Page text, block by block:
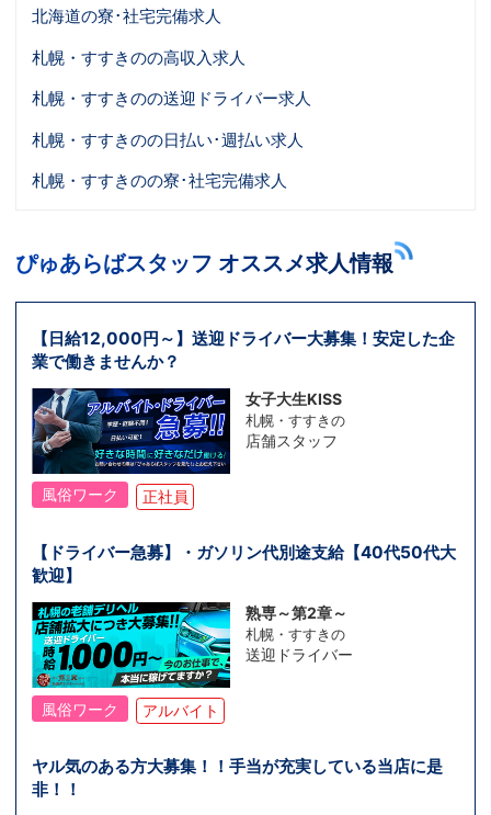
北海道の寮･社宅完備求人
札幌・すすきのの高収入求人
札幌・すすきのの送迎ドライバー求人
札幌・すすきのの日払い･週払い求人
札幌・すすきのの寮･社宅完備求人
ぴゅあらばスタッフ オススメ求人情報
【日給12,000円～】送迎ドライバー大募集！安定した企
業で働きませんか？
女子大生KISS
札幌・すすきの
店舗スタッフ
風俗ワーク 正社員
【ドライバー急募】・ガソリン代別途支給【40代50代大
歓迎】
熟専～第2章～
札幌・すすきの
送迎ドライバー
風俗ワーク アルバイト
ヤル気のある方大募集！！手当が充実している当店に是
非！！